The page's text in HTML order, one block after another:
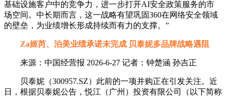
基础设施客户中的竞争力，进一步打开AI安全政策服务的市
场空间。中长期而言，这一战略有望巩固360在网络安全领域
的壁垒，为业绩增长形成持续而有力的支撑。”
Za姬芮、泊美业绩承诺未完成 贝泰妮多品牌战略遇阻
来源：中国经营报 2026-6-27 记者：钟楚涵 孙吉正
贝泰妮（300957.SZ）此前的一项并购正在引发关注。近
日，根据贝泰妮公告，悦江（广州）投资有限公司（以下简称